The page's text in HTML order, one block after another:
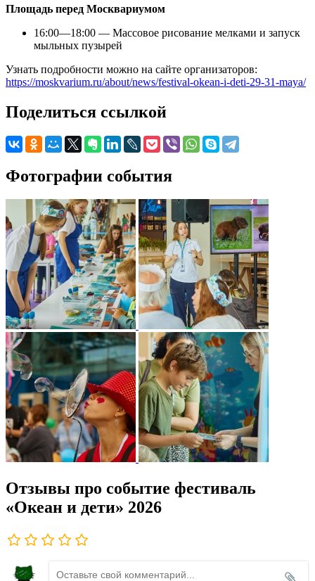
Площадь перед Москвариумом
16:00—18:00 — Массовое рисование мелками и запуск
мыльных пузырей
Узнать подробности можно на сайте организаторов:
https://moskvarium.ru/about/news/festival-okean-i-deti-29-31-maya/
Поделиться ссылкой
Фотографии события
Отзывы про событие фестиваль
«Океан и дети» 2026